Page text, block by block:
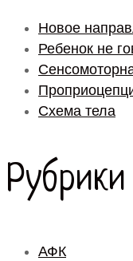
Новое
Ребенок не
Схема тела
Рубрики
АФК